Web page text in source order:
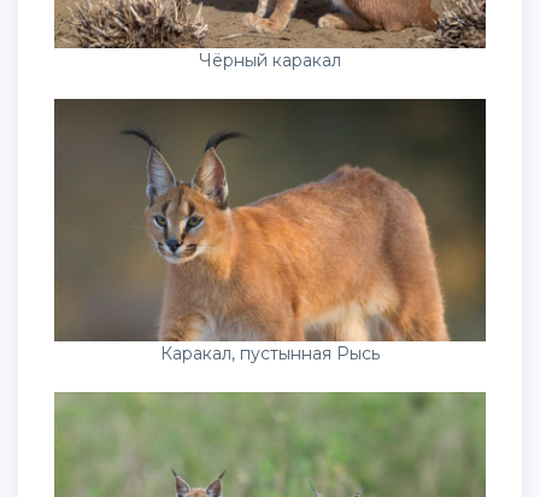
Чёрный каракал
Каракал, пустынная Рысь